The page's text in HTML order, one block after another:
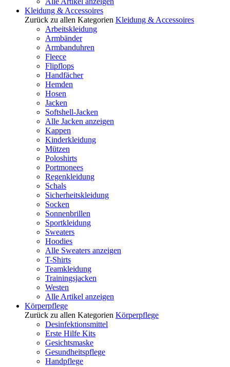
Kleidung & Accessoires
Zurück zu allen Kategorien Kleidung & Accessoires
Arbeitskleidung
Armbänder
Armbanduhren
Fleece
Flipflops
Handfächer
Hemden
Hosen
Jacken
Softshell-Jacken
Alle Jacken anzeigen
Kappen
Kinderkleidung
Mützen
Poloshirts
Portmonees
Regenkleidung
Schals
Sicherheitskleidung
Socken
Sonnenbrillen
Sportkleidung
Sweaters
Hoodies
Alle Sweaters anzeigen
T-Shirts
Teamkleidung
Trainingsjacken
Westen
Alle Artikel anzeigen
Körperpflege
Zurück zu allen Kategorien Körperpflege
Desinfektionsmittel
Erste Hilfe Kits
Gesichtsmaske
Gesundheitspflege
Handpflege